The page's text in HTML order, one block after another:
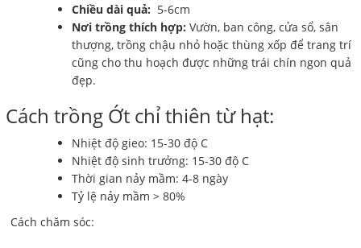
Chiều dài quả: 5-6cm
Nơi trồng thích hợp: Vườn, ban công, cửa sổ, sân
thượng, trồng chậu nhỏ hoặc thùng xốp để trang trí
cũng cho thu hoạch được những trái chín ngon quả
đẹp.
Cách trồng Ớt chỉ thiên từ hạt:
Nhiệt độ gieo: 15-30 độ C
Nhiệt độ sinh trưởng: 15-30 độ C
Thời gian nảy mầm: 4-8 ngày
Tỷ lệ nảy mầm > 80%
Cách chăm sóc: